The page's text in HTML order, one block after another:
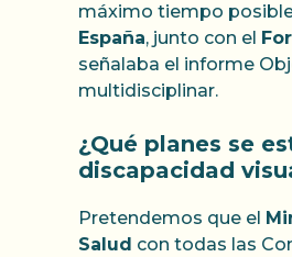
máximo tiempo
España, junto con el
señalaba el informe
multidisciplinar.
¿Qué planes se
discapacidad
Pretendemos que el
Salud con todas las